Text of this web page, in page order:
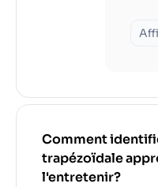
Comment
trapézoïdale
l'entretenir?